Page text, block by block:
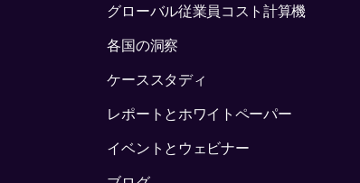
グローバル従業員コスト計算機
各国の洞察
ケーススタディ
レポートとホワイトペーパー
イベントとウェビナー